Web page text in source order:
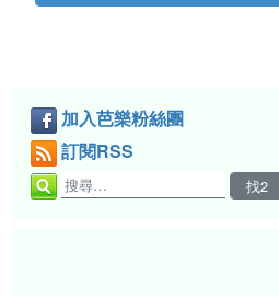
加入芭樂粉絲團
訂閱RSS